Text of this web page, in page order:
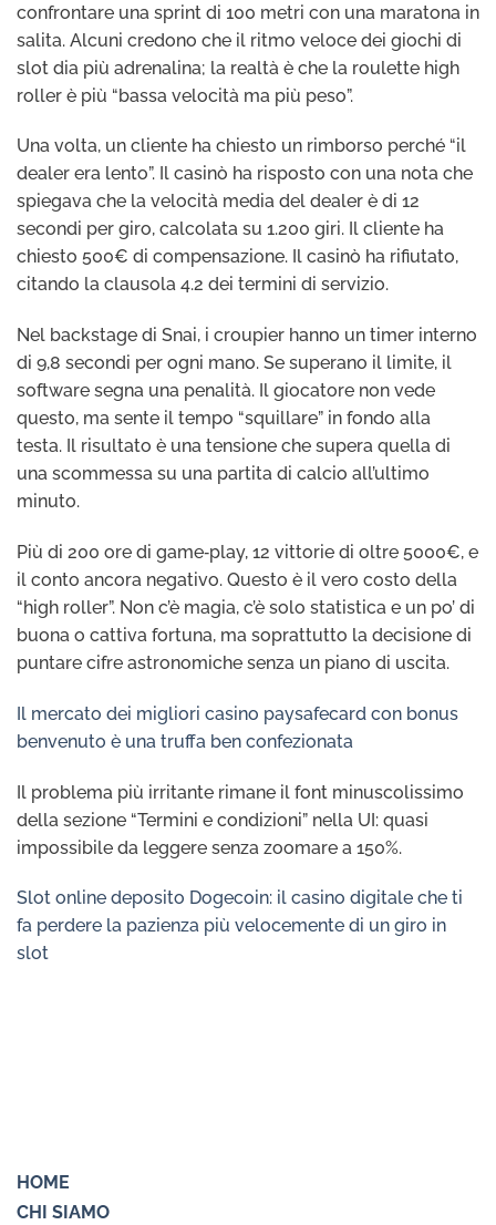
confrontare una sprint di 100 metri con una maratona in
salita. Alcuni credono che il ritmo veloce dei giochi di
slot dia più adrenalina; la realtà è che la roulette high
roller è più “bassa velocità ma più peso”.
Una volta, un cliente ha chiesto un rimborso perché “il
dealer era lento”. Il casinò ha risposto con una nota che
spiegava che la velocità media del dealer è di 12
secondi per giro, calcolata su 1.200 giri. Il cliente ha
chiesto 500€ di compensazione. Il casinò ha rifiutato,
citando la clausola 4.2 dei termini di servizio.
Nel backstage di Snai, i croupier hanno un timer interno
di 9,8 secondi per ogni mano. Se superano il limite, il
software segna una penalità. Il giocatore non vede
questo, ma sente il tempo “squillare” in fondo alla
testa. Il risultato è una tensione che supera quella di
una scommessa su una partita di calcio all’ultimo
minuto.
Più di 200 ore di game‑play, 12 vittorie di oltre 5000€, e
il conto ancora negativo. Questo è il vero costo della
“high roller”. Non c’è magia, c’è solo statistica e un po’ di
buona o cattiva fortuna, ma soprattutto la decisione di
puntare cifre astronomiche senza un piano di uscita.
Il mercato dei migliori casino paysafecard con bonus
benvenuto è una truffa ben confezionata
Il problema più irritante rimane il font minuscolissimo
della sezione “Termini e condizioni” nella UI: quasi
impossibile da leggere senza zoomare a 150%.
Slot online deposito Dogecoin: il casino digitale che ti
fa perdere la pazienza più velocemente di un giro in
slot
HOME
CHI SIAMO